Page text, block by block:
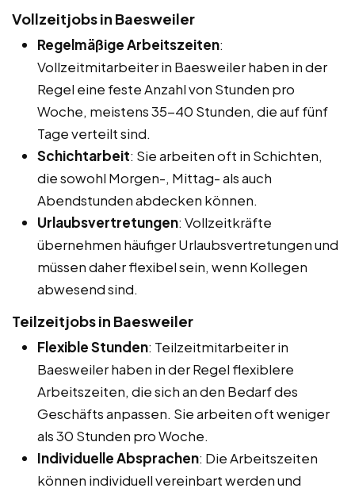
Vollzeitjobs in Baesweiler
Regelmäßige Arbeitszeiten:
Vollzeitmitarbeiter in Baesweiler haben in der
Regel eine feste Anzahl von Stunden pro
Woche, meistens 35-40 Stunden, die auf fünf
Tage verteilt sind.
Schichtarbeit: Sie arbeiten oft in Schichten,
die sowohl Morgen-, Mittag- als auch
Abendstunden abdecken können.
Urlaubsvertretungen: Vollzeitkräfte
übernehmen häufiger Urlaubsvertretungen und
müssen daher flexibel sein, wenn Kollegen
abwesend sind.
Teilzeitjobs in Baesweiler
Flexible Stunden: Teilzeitmitarbeiter in
Baesweiler haben in der Regel flexiblere
Arbeitszeiten, die sich an den Bedarf des
Geschäfts anpassen. Sie arbeiten oft weniger
als 30 Stunden pro Woche.
Individuelle Absprachen: Die Arbeitszeiten
können individuell vereinbart werden und